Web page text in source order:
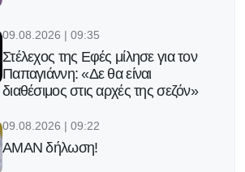
09.08.2026 | 09:35
Στέλεχος της Εφές μίλησε για τον
Παπαγιάννη: «Δε θα είναι
διαθέσιμος στις αρχές της σεζόν»
09.08.2026 | 09:22
ΑΜΑΝ δήλωση!